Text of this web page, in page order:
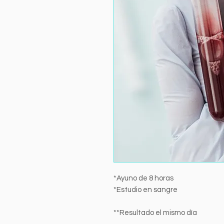
*Ayuno de 8 horas
*Estudio en sangre
**Resultado el mismo día